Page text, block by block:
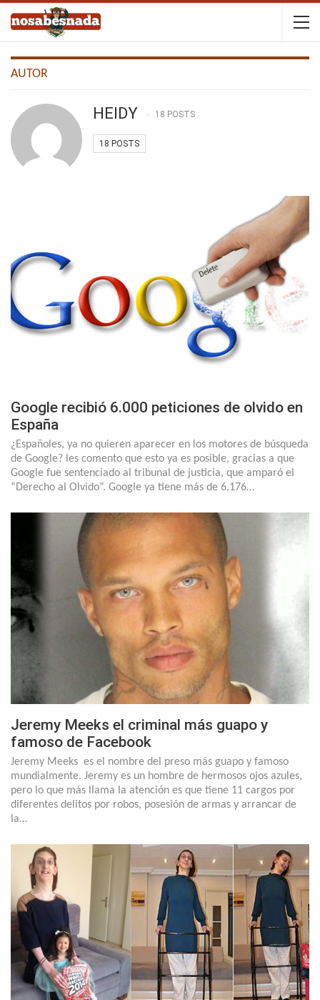
AUTOR
HEIDY 18 POSTS
18 POSTS
Google recibió 6.000 peticiones de olvido en
España
¿Españoles, ya no quieren aparecer en los motores de búsqueda
de Google? les comento que esto ya es posible, gracias a que
Google fue sentenciado al tribunal de justicia, que amparó el
“Derecho al Olvido”. Google ya tiene más de 6.176…
Jeremy Meeks el criminal más guapo y
famoso de Facebook
Jeremy Meeks es el nombre del preso más guapo y famoso
mundialmente. Jeremy es un hombre de hermosos ojos azules,
pero lo que más llama la atención es que tiene 11 cargos por
diferentes delitos por robos, posesión de armas y arrancar de
la…